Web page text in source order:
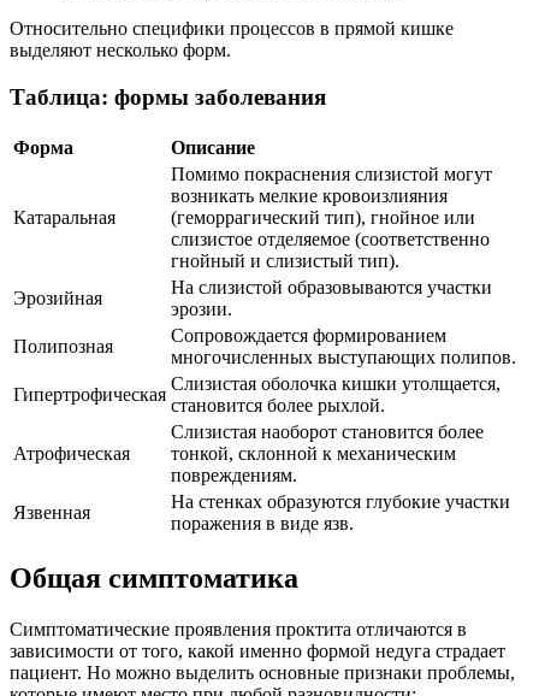
Относительно специфики процессов в прямой кишке
выделяют несколько форм.
Таблица: формы заболевания
Форма Описание
Катаральная
Помимо покраснения слизистой могут
возникать мелкие кровоизлияния
(геморрагический тип), гнойное или
слизистое отделяемое (соответственно
гнойный и слизистый тип).
Эрозийная
На слизистой образовываются участки
эрозии.
Полипозная
Сопровождается формированием
многочисленных выступающих полипов.
Гипертрофическая
Слизистая оболочка кишки утолщается,
становится более рыхлой.
Атрофическая
Слизистая наоборот становится более
тонкой, склонной к механическим
повреждениям.
Язвенная
На стенках образуются глубокие участки
поражения в виде язв.
Общая симптоматика
Симптоматические проявления проктита отличаются в
зависимости от того, какой именно формой недуга страдает
пациент. Но можно выделить основные признаки проблемы,